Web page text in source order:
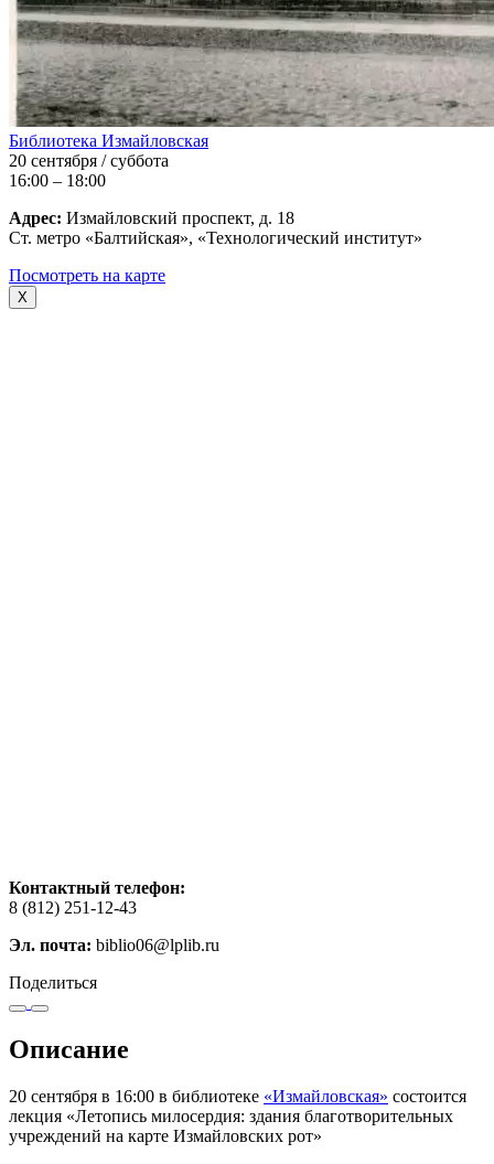
Библиотека Измайловская
20 сентября / суббота
16:00 – 18:00
Адрес: Измайловский проспект, д. 18
Ст. метро «Балтийская», «Технологический институт»
Посмотреть на карте
X
Контактный телефон:
8 (812) 251-12-43
Эл. почта: biblio06@lplib.ru
Поделиться
Описание
20 сентября в 16:00 в библиотеке «Измайловская» состоится
лекция «Летопись милосердия: здания благотворительных
учреждений на карте Измайловских рот»